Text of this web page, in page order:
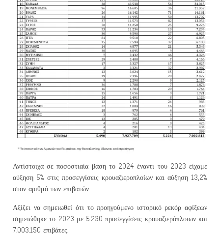
Αντίστοιχα σε ποσοστιαία βάση το 2024 έναντι του 2023 είχαμε
αύξηση 5% στις προσεγγίσεις κρουαζιεροπλοίων και αύξηση 13,2%
στον αριθμό των επιβατών.
Αξίζει να σημειωθεί ότι το προηγούμενο ιστορικό ρεκόρ αφίξεων
σημειώθηκε το 2023 με 5.230 προσεγγίσεις κρουαζιερόπλοιων και
7.003.150 επιβάτες.